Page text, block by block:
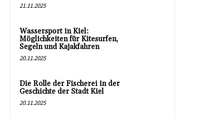
21.11.2025
Wassersport in Kiel:
Möglichkeiten für Kitesurfen,
Segeln und Kajakfahren
20.11.2025
Die Rolle der Fischerei in der
Geschichte der Stadt Kiel
20.11.2025